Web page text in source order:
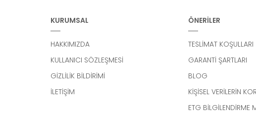
KURUMSAL
HAKKIMIZDA
KULLANICI SÖZLEŞMESİ
GİZLİLİK BİLDİRİMİ
İLETİŞİM
ÖNERİLER
TESLİMAT KOŞULLARI
GARANTİ ŞARTLARI
BLOG
KİŞİSEL VERİLERİN
ETG BİLGİLENDİRME